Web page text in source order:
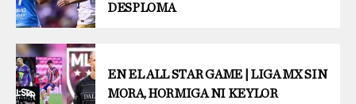
DESPLOMA
EN EL ALL STAR GAME | LIGA MX SIN
MORA, HORMIGA NI KEYLOR